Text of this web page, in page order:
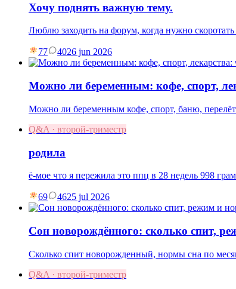
Хочу поднять важную тему.
Люблю заходить на форум, когда нужно
77 4026 jun 2026
Можно ли беременным: кофе, спорт,
Можно ли беременным кофе, спорт, баню,
Q&A · второй-триместр
родила
ё-мое что я пережила это ппц в 28 недель 998
69 4625 jul 2026
Сон новорождённого: сколько спит,
Сколько спит новорожденный, нормы сна по
Q&A · второй-триместр